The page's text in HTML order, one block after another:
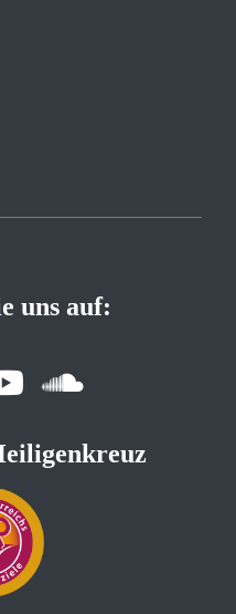
uns auf: